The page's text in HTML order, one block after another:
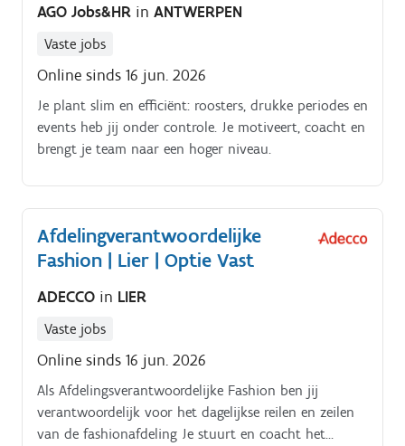
AGO Jobs&HR in ANTWERPEN
Vaste jobs
Online sinds 16 jun. 2026
Je plant slim en efficiënt: roosters, drukke periodes en
events heb jij onder controle. Je motiveert, coacht en
brengt je team naar een hoger niveau.
Afdelingverantwoordelijke
Fashion | Lier | Optie Vast
ADECCO in LIER
Vaste jobs
Online sinds 16 jun. 2026
Als Afdelingsverantwoordelijke Fashion ben jij
verantwoordelijk voor het dagelijkse reilen en zeilen
van de fashionafdeling Je stuurt en coacht het